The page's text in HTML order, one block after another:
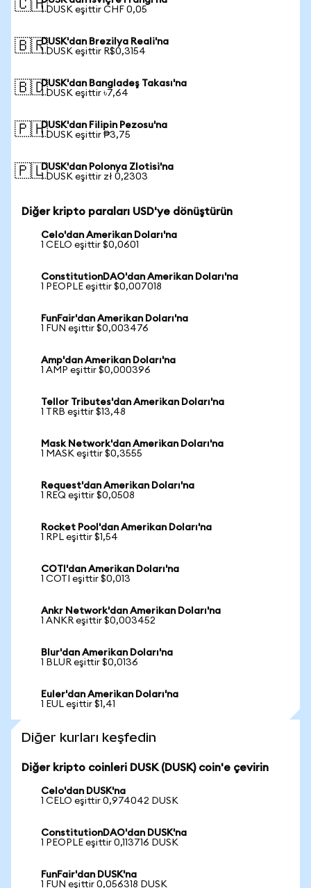
🇨🇭1 DUSK eşittir CHF 0,05
🇧🇷DUSK'dan Brezilya Reali'na
1 DUSK eşittir R$0,3154
🇧🇩DUSK'dan Bangladeş Takası'na
1 DUSK eşittir ৳7,64
🇵🇭DUSK'dan Filipin Pezosu'na
1 DUSK eşittir ₱3,75
🇵🇱DUSK'dan Polonya Zlotisi'na
1 DUSK eşittir zł 0,2303
Diğer kripto paraları USD'ye dönüştürün
Celo'dan Amerikan Doları'na
1 CELO eşittir $0,0601
ConstitutionDAO'dan Amerikan Doları'na
1 PEOPLE eşittir $0,007018
FunFair'dan Amerikan Doları'na
1 FUN eşittir $0,003476
Amp'dan Amerikan Doları'na
1 AMP eşittir $0,000396
Tellor Tributes'dan Amerikan Doları'na
1 TRB eşittir $13,48
Mask Network'dan Amerikan Doları'na
1 MASK eşittir $0,3555
Request'dan Amerikan Doları'na
1 REQ eşittir $0,0508
Rocket Pool'dan Amerikan Doları'na
1 RPL eşittir $1,54
COTI'dan Amerikan Doları'na
1 COTI eşittir $0,013
Ankr Network'dan Amerikan Doları'na
1 ANKR eşittir $0,003452
Blur'dan Amerikan Doları'na
1 BLUR eşittir $0,0136
Euler'dan Amerikan Doları'na
1 EUL eşittir $1,41
Diğer kurları keşfedin
Diğer kripto coinleri DUSK (DUSK) coin'e çevirin
Celo'dan DUSK'na
1 CELO eşittir 0,974042 DUSK
ConstitutionDAO'dan DUSK'na
1 PEOPLE eşittir 0,113716 DUSK
FunFair'dan DUSK'na
1 FUN eşittir 0,056318 DUSK